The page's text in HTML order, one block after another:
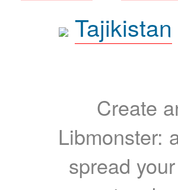
Tajikistan
Create
Libmonster:
spread